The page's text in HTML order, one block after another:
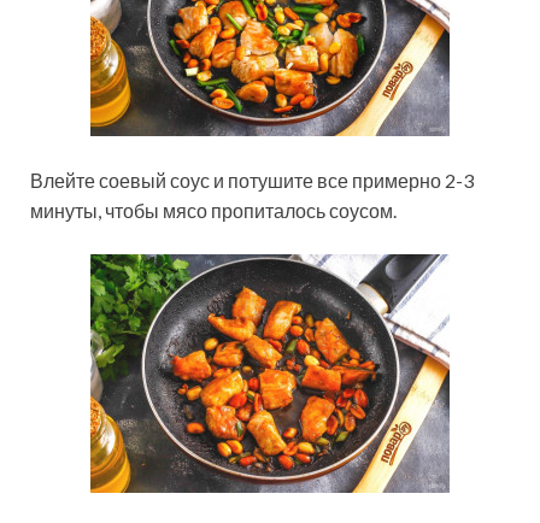
Влейте соевый соус и потушите все примерно 2-3
минуты, чтобы мясо пропиталось соусом.